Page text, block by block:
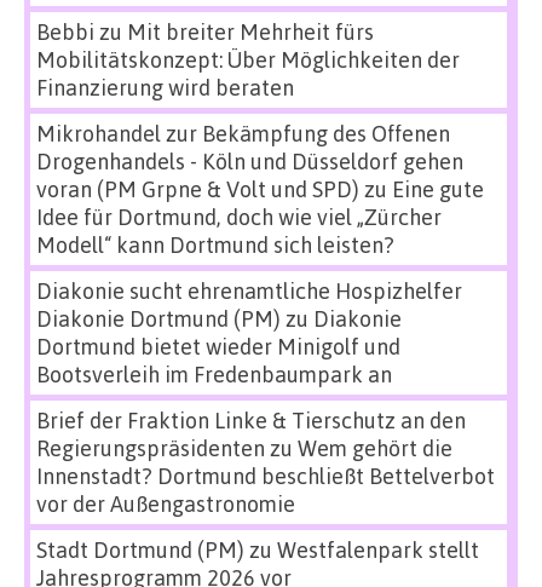
Bebbi zu Mit breiter Mehrheit fürs
Mobilitätskonzept: Über Möglichkeiten der
Finanzierung wird beraten
Mikrohandel zur Bekämpfung des Offenen
Drogenhandels - Köln und Düsseldorf gehen
voran (PM Grpne & Volt und SPD) zu Eine gute
Idee für Dortmund, doch wie viel „Zürcher
Modell“ kann Dortmund sich leisten?
Diakonie sucht ehrenamtliche Hospizhelfer
Diakonie Dortmund (PM) zu Diakonie
Dortmund bietet wieder Minigolf und
Bootsverleih im Fredenbaumpark an
Brief der Fraktion Linke & Tierschutz an den
Regierungspräsidenten zu Wem gehört die
Innenstadt? Dortmund beschließt Bettelverbot
vor der Außengastronomie
Stadt Dortmund (PM) zu Westfalenpark stellt
Jahresprogramm 2026 vor